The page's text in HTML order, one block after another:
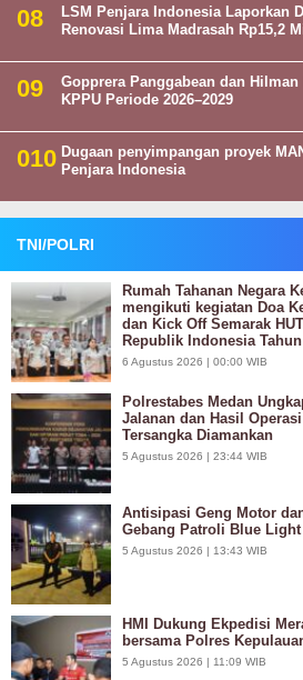
LSM Penjara Indonesia Laporkan
Renovasi Lima Madrasah Rp15,2
Gopprera Panggabean dan
KPPU Periode 2026–2029
Dugaan penyimpangan proyek
Penjara Indonesia
TNI/POLRI
Rumah Tahanan Negara
mengikuti kegiatan Doa
dan Kick Off Semarak
Republik Indonesia Tahun
6 Agustus 2026 | 00:00 WIB
Polrestabes Medan
Jalanan dan Hasil
Tersangka Diamankan
5 Agustus 2026 | 23:44 WIB
Antisipasi Geng Motor
Gebang Patroli Blue Light
5 Agustus 2026 | 13:43 WIB
HMI Dukung Ekpedisi
bersama Polres
5 Agustus 2026 | 11:09 WIB